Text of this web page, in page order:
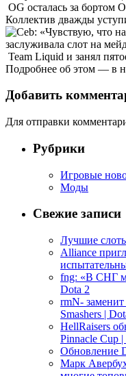
OG осталась за бортом
Коллектив дважды
Team Liquid и занял
Подробнее об этом — в
Добавить
Для отправки
Рубрики
Игровые
Моды
Свежие записи
Лучшие
Alliance
fng: «В СНГ
Dota 2
rmN-
Smashers |
HellRaisers
Pinnacle Cup |
Обновление
Марк